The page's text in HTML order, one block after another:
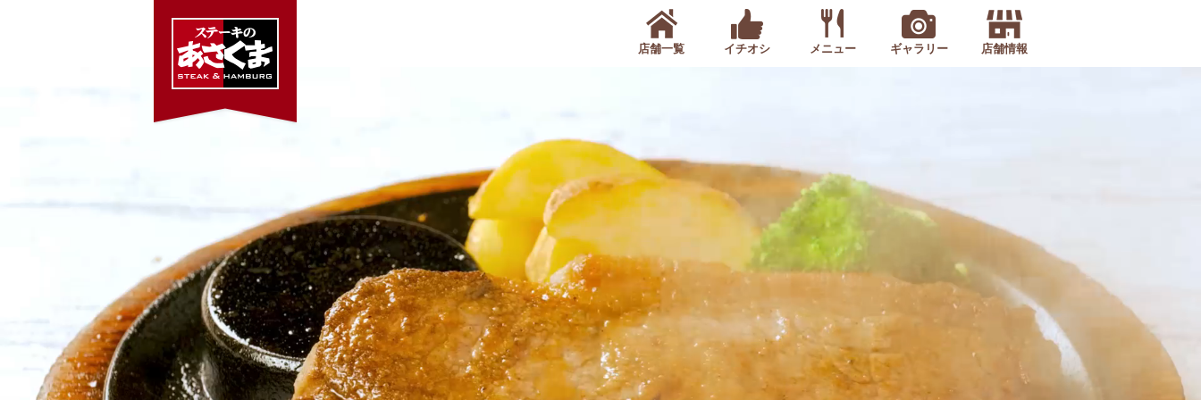
店舗情報
ギャラリー
メニュー
イチオシ
店舗一覧